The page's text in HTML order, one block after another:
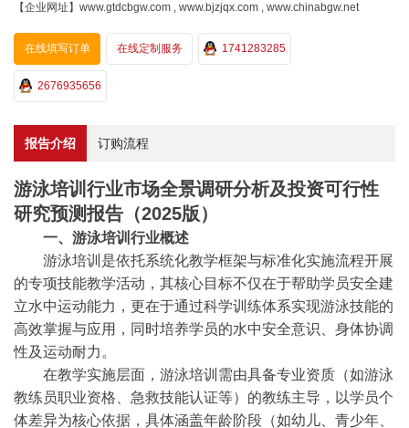
【企业网址】www.gtdcbgw.com , www.bjzjqx.com , www.chinabgw.net
在线填写订单 在线定制服务 1741283285
2676935656
报告介绍 订购流程
游泳培训行业市场全景调研分析及投资可行性
研究预测报告（2025版）
一、 游泳培训 行业概述
游泳培训是依托系统化教学框架与标准化实施流程开展
的专项技能教学活动，其核心目标不仅在于帮助学员安全建
立水中运动能力，更在于通过科学训练体系实现游泳技能的
高效掌握与应用，同时培养学员的水中安全意识、身体协调
性及运动耐力。
在教学实施层面，游泳培训需由具备专业资质（如游泳
教练员职业资格、急救技能认证等）的教练主导，以学员个
体差异为核心依据 ， 具体涵盖年龄阶段（如幼儿、青少年、